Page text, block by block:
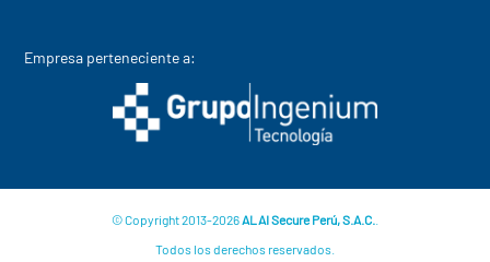
Empresa perteneciente a:
© Copyright 2013-2026ALAI Secure Perú, S.A.C.
Todos los derechos reservados.